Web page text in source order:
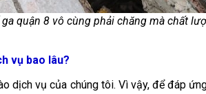
ga quận 8 vô cùng phải chăng mà chất
vụ bao lâu?
dịch vụ của chúng tôi. Vì vậy, để đáp